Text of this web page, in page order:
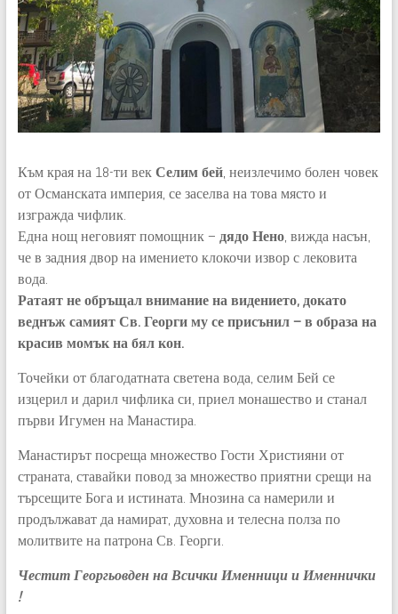
Към края на 18-ти векСелим бей, неизлечимо болен човек
от Османската империя, се заселва на това място и
изгражда чифлик.
Една нощ неговият помощник – дядо Нено, вижда насън,
че в задния двор на имението клокочи извор с лековита
вода.
Ратаят не обръщал внимание на видението, докато
веднъж самият Св. Георги му се присънил – в образа на
красив момък на бял кон.
Точейки от благодатната светена вода, селим Бей се
изцерил и дарил чифлика си, приел монашество и станал
първи Игумен на Манастира.
Манастирът посреща множество Гости Християни от
страната, ставайки повод за множество приятни срещи на
търсещите Бога и истината. Мнозина са намерили и
продължават да намират, духовна и телесна полза по
молитвите на патрона Св. Георги.
Честит Георгьовден на Всички Именници и Именнички
!